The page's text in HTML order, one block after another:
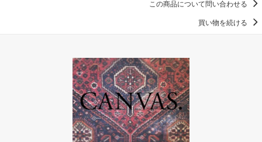
この商品について問い合わせる
買い物を続ける